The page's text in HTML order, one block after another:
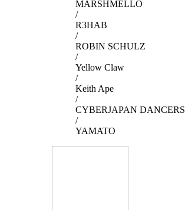
MARSHMELLO
/
R3HAB
/
ROBIN SCHULZ
/
Yellow Claw
/
Keith Ape
/
CYBERJAPAN DANCERS
/
YAMATO